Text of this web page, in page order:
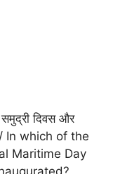
दिवस और
/ In which of the
Maritime Day